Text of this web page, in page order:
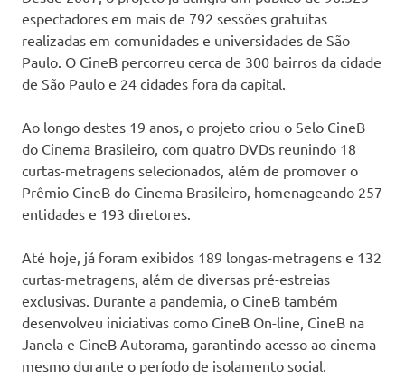
espectadores em mais de 792 sessões gratuitas
realizadas em comunidades e universidades de São
Paulo. O CineB percorreu cerca de 300 bairros da cidade
de São Paulo e 24 cidades fora da capital.
Ao longo destes 19 anos, o projeto criou o Selo CineB
do Cinema Brasileiro, com quatro DVDs reunindo 18
curtas-metragens selecionados, além de promover o
Prêmio CineB do Cinema Brasileiro, homenageando 257
entidades e 193 diretores.
Até hoje, já foram exibidos 189 longas-metragens e 132
curtas-metragens, além de diversas pré-estreias
exclusivas. Durante a pandemia, o CineB também
desenvolveu iniciativas como CineB On-line, CineB na
Janela e CineB Autorama, garantindo acesso ao cinema
mesmo durante o período de isolamento social.